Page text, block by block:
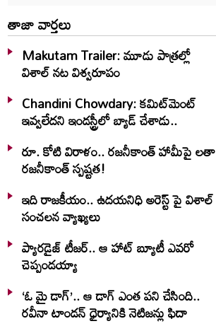
తాజా వార్తలు
Makutam Trailer: మూడు పాత్రల్లో
విశాల్ నట విశ్వరూపం
Chandini Chowdary: కమిట్‌మెంట్
ఇవ్వలేదని ఇండస్ట్రీలో బ్యాడ్ చేశాడు..
రూ. కోటి విరాళం.. రజనీకాంత్ హామీపై లతా
రజనీకాంత్ స్పష్టత!
ఇది రాజకీయం.. ఉదయనిధి అరెస్ట్ పై విశాల్
సంచలన వ్యాఖ్యలు
ప్యారడైజ్ టీజర్.. ఆ హాట్ బ్యూటీ ఎవరో
చెప్పండయ్యా
‘ఓ మై డాగ్’.. ఆ డాగ్ ఎంత పని చేసింది..
రవీనా టాండన్ ధైర్యానికి నెటిజన్లు ఫిదా